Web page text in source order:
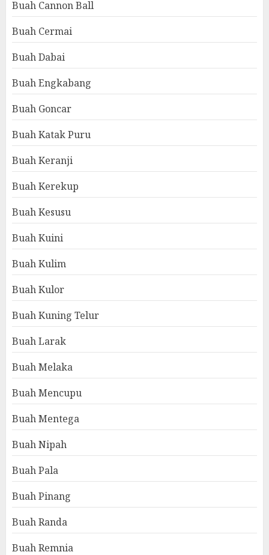
Buah Cannon Ball
Buah Cermai
Buah Dabai
Buah Engkabang
Buah Goncar
Buah Katak Puru
Buah Keranji
Buah Kerekup
Buah Kesusu
Buah Kuini
Buah Kulim
Buah Kulor
Buah Kuning Telur
Buah Larak
Buah Melaka
Buah Mencupu
Buah Mentega
Buah Nipah
Buah Pala
Buah Pinang
Buah Randa
Buah Remnia